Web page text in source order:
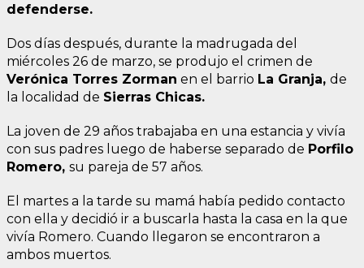
defenderse.
Dos días después, durante la madrugada del
miércoles 26 de marzo, se produjo el crimen de
Verónica Torres Zorman en el barrio La Granja, de
la localidad de Sierras Chicas.
La joven de 29 años trabajaba en una estancia y vivía
con sus padres luego de haberse separado de Porfilo
Romero, su pareja de 57 años.
El martes a la tarde su mamá había pedido contacto
con ella y decidió ir a buscarla hasta la casa en la que
vivía Romero. Cuando llegaron se encontraron a
ambos muertos.